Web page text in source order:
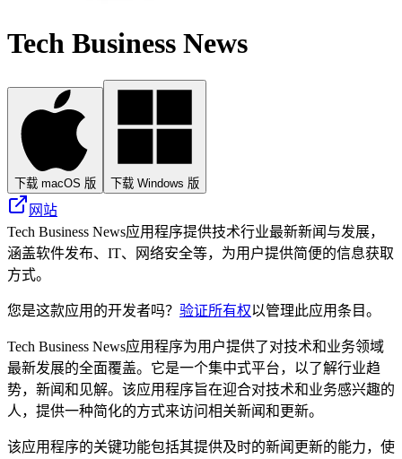
Tech Business News
下载 macOS 版 下载 Windows 版
网站
Tech Business News应用程序提供技术行业最新新闻与发展，
涵盖软件发布、IT、网络安全等，为用户提供简便的信息获取
方式。
您是这款应用的开发者吗？ 验证所有权以管理此应用条目。
Tech Business News应用程序为用户提供了对技术和业务领域
最新发展的全面覆盖。它是一个集中式平台，以了解行业趋
势，新闻和见解。该应用程序旨在迎合对技术和业务感兴趣的
人，提供一种简化的方式来访问相关新闻和更新。
该应用程序的关键功能包括其提供及时的新闻更新的能力，使